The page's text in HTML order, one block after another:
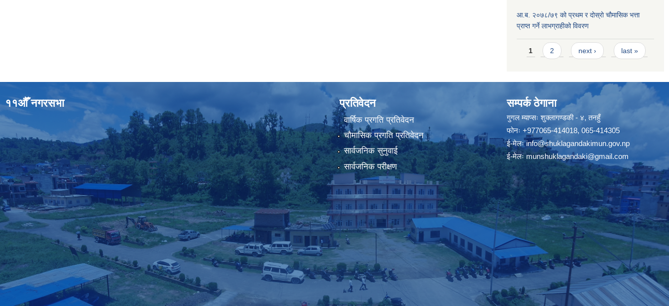
आ.ब. २०७८/७९ को प्रथम र दोस्रो चौमासिक भत्ता
प्राप्त गर्ने लाभग्राहीको विवरण
Pages
1 2 next › last »
११औँ नगरसभा प्रतिवेदन
वार्षिक प्रगति प्रतिवेदन
चौमासिक प्रगति प्रतिवेदन
सार्वजनिक सुनुवाई
सार्वजनिक परीक्षण
सम्पर्क ठेगाना
गुगल म्याप्सःशुक्लागण्डकी - ४, तनहुँ
फोनः +977065-414018, 065-414305
ई-मेलःinfo@shuklagandakimun.gov.np
ई-मेलःmunshuklagandaki@gmail.com